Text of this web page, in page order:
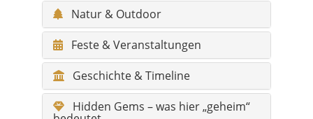
Hidden Gems – was hier „geheim“
bedeutet
Legenden
Sagen